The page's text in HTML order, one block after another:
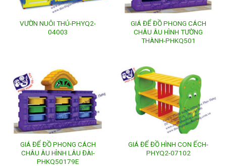
VƯỜN NUÔI THÚ-PHYQ2-
04003
GIÁ ĐỂ ĐỒ PHONG CÁCH
CHÂU ÂU HÌNH TƯỜNG
THÀNH-PHKQ501
GIÁ ĐỂ ĐỒ PHONG CÁCH
CHÂU ÂU HÌNH LÂU ĐÀI-
PHKQ50179E
GIÁ ĐỂ ĐỒ HÌNH CON ẾCH-
PHYQ2-07102